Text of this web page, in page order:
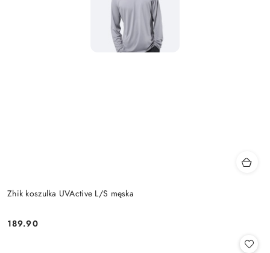
Zhik koszulka UVActive L/S męska
Cena:
189.90